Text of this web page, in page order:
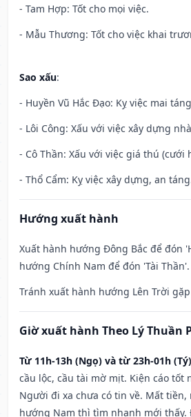
- Tam Hợp: Tốt cho mọi việc.
- Mẫu Thương: Tốt cho việc khai
Sao xấu:
- Huyền Vũ Hắc Đạo: Kỵ việc mai
- Lôi Công: Xấu với việc xây dựng
- Cô Thần: Xấu với việc giá thú (cưới
- Thổ Cẩm: Kỵ việc xây dựng, an
Hướng xuất hành
Xuất hành hướng Đông Bắc để đón
hướng Chính Nam để đón 'Tài Thần'.
Tránh xuất hành hướng Lên Trời gặp
Giờ xuất hành Theo Lý Thuần
Từ 11h-13h (Ngọ) và từ 23h-01h (Tý)
cầu lộc, cầu tài mờ mịt. Kiện cáo tốt
Người đi xa chưa có tin về. Mất tiền,
hướng Nam thì tìm nhanh mới thấy.